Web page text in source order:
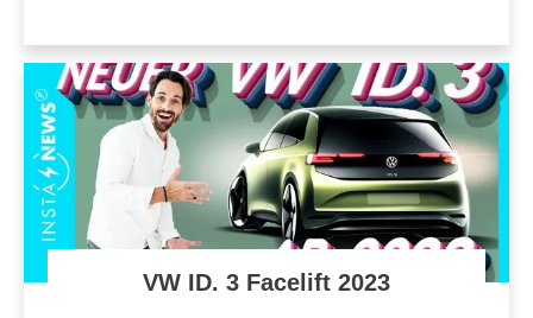
VW ID. 3 Facelift 2023